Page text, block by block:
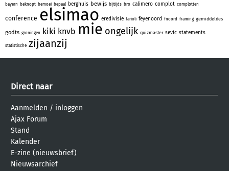
bayern beknopt bemoei bepaal berghuis bewijs bijtijds bro calimero complot complotten
conference elsimao eredivisie farioli feyenoord fnoord framing gemiddeldes
godts groningen kiki knvb mie ongelijk quizmaster sevic statements
statistische zijaanzij
Direct naar
Aanmelden / inloggen
Ajax Forum
Stand
Kalender
E-zine (nieuwsbrief)
Nieuwsarchief